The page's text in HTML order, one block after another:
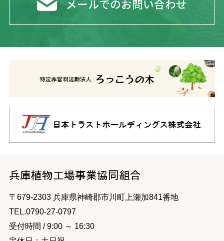
メールでのお問い合わせ
兵庫植物工場事業協同組合
〒679-2303 兵庫県神崎郡市川町上瀬加841番地
TEL.0790-27-0797
受付時間 / 9:00 ～ 16:30